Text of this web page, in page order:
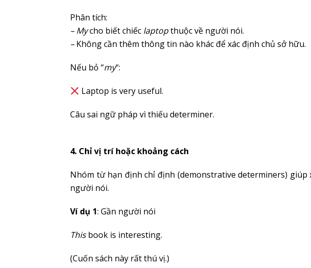
Phân tích:
– Mycho biết chiếc laptopthuộc về người nói.
–Không cần thêm thông tin nào khác để xác định chủ sở hữu.
Nếu bỏ “my“:
Laptop is very useful.
Câu sai ngữ pháp vì thiếu determiner.
4. Chỉ vị trí hoặc khoảng cách
Nhóm từ hạn định chỉ định (demonstrative determiners) giúp
người nói.
Ví dụ 1: Gần người nói
Thisbook is interesting.
(Cuốn sách này rất thú vị.)